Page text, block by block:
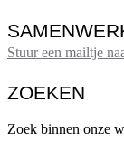
Stuur een mailtje
ZOEKEN
Zoek binnen onze